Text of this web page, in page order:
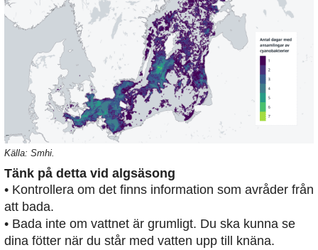
Källa: Smhi.
Tänk på detta vid algsäsong
• Kontrollera om det finns information som avråder från
att bada.
• Bada inte om vattnet är grumligt. Du ska kunna se
dina fötter när du står med vatten upp till knäna.